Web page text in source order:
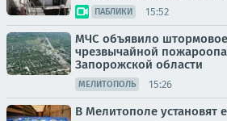
ПАБЛИКИ 15:52
МЧС объявило
чрезвычайной
Запорожской области
МЕЛИТОПОЛЬ 15:26
В Мелитополе установят